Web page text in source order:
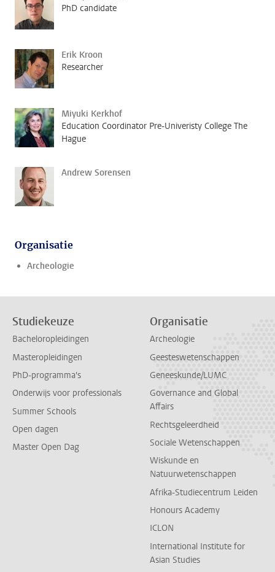
PhD candidate
Erik Kroon
Researcher
Miyuki Kerkhof
Education Coordinator Pre-Univeristy College The
Hague
Andrew Sorensen
Organisatie
Archeologie
Studiekeuze
Bacheloropleidingen
Masteropleidingen
PhD-programma's
Onderwijs voor professionals
Summer Schools
Open dagen
Master Open Dag
Organisatie
Archeologie
Geesteswetenschappen
Geneeskunde/LUMC
Governance and Global
Affairs
Rechtsgeleerdheid
Sociale Wetenschappen
Wiskunde en
Natuurwetenschappen
Afrika-Studiecentrum Leiden
Honours Academy
ICLON
International Institute for
Asian Studies